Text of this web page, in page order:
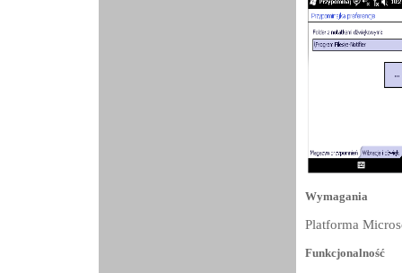
Wymagania
Platforma
Funkcjonalność